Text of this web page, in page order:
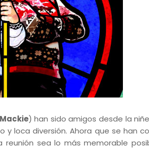
) han sido amigos desde la
y loca diversión. Ahora que se han
sea lo más memorable